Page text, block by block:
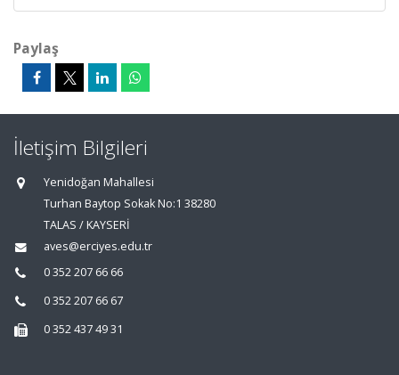
Paylaş
İletişim Bilgileri
Yenidoğan Mahallesi
Turhan Baytop Sokak No:1 38280
TALAS / KAYSERİ
aves@erciyes.edu.tr
0 352 207 66 66
0 352 207 66 67
0 352 437 49 31